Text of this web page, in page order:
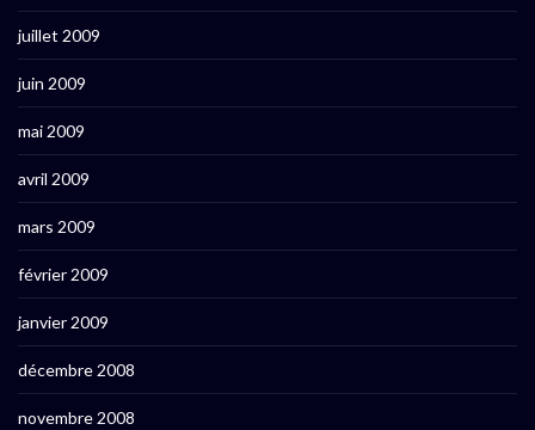
juillet 2009
juin 2009
mai 2009
avril 2009
mars 2009
février 2009
janvier 2009
décembre 2008
novembre 2008